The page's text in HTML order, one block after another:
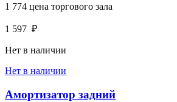
1 774 цена торгового зала
1 597 ₽
Нет в наличии
Нет в наличии
Амортизатор задний